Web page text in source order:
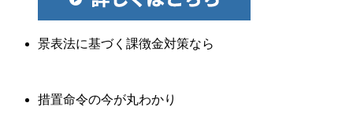
景表法に基づく課徴金対策なら
措置命令の今が丸わかり